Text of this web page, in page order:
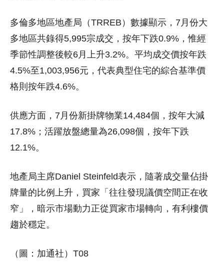
多倫多地區地產局（TRREB）數據顯示，7月份大
多地區共錄得5,995宗成交，按年下跌0.9%，惟經
季節性調整後較6月上升3.2%。平均成交價按年跌
4.5%至1,003,956元，代表典型住宅的綜合基準價
格則按年跌4.6%。
供應方面，7月份新掛牌物業14,484個，按年大減
17.8%；活躍放盤總量為26,098個，按年下跌
12.1%。
地產局主席Daniel Steinfeld表示，隨著成交量佔掛
牌量的比例上升，買家「往往發現議價空間正在收
窄」，暗示市場動力正從買家市場轉向，有利樓價
趨於穩定。
（圖：加通社）T08